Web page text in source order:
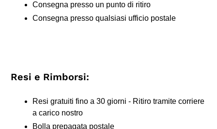
Consegna presso un punto di ritiro
Consegna presso qualsiasi ufficio postale
Resi e Rimborsi:
Resi gratuiti fino a 30 giorni - Ritiro tramite corriere
a carico nostro
Bolla prepagata postale